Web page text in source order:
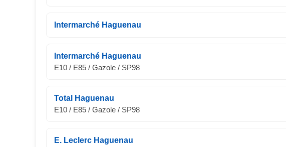
Intermarché Haguenau
Intermarché Haguenau
E10 / E85 / Gazole / SP98
Total Haguenau
E10 / E85 / Gazole / SP98
E. Leclerc Haguenau